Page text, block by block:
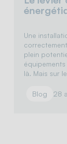
Une
plein
là. Mais sur
Blog 28